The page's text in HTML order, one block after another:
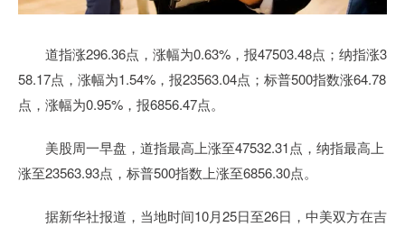
道指涨296.36点，涨幅为0.63%，报47503.48点；纳指涨3
58.17点，涨幅为1.54%，报23563.04点；标普500指数涨64.78
点，涨幅为0.95%，报6856.47点。
美股周一早盘，道指最高上涨至47532.31点，纳指最高上
涨至23563.93点，标普500指数上涨至6856.30点。
据新华社报道，当地时间10月25日至26日，中美双方在吉